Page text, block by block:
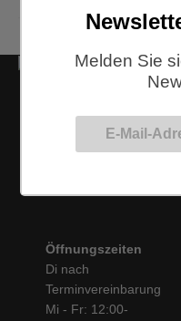
Öffnungszeiten
Di nach
Terminvereinbarung
Mi - Fr: 12:00-
Melden Sie